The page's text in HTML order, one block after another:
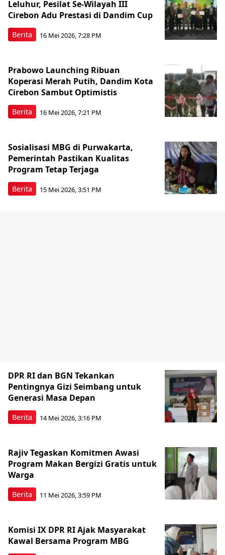
Berita
Leluhur, Pesilat Se-Wilayah III
Cirebon Adu Prestasi di Dandim Cup
16 Mei 2026, 7:28 PM
Berita
Prabowo Launching Ribuan
Koperasi Merah Putih, Dandim Kota
Cirebon Sambut Optimistis
16 Mei 2026, 7:21 PM
Berita
Sosialisasi MBG di Purwakarta,
Pemerintah Pastikan Kualitas
Program Tetap Terjaga
15 Mei 2026, 3:51 PM
Berita
DPR RI dan BGN Tekankan
Pentingnya Gizi Seimbang untuk
Generasi Masa Depan
14 Mei 2026, 3:16 PM
Berita
Rajiv Tegaskan Komitmen Awasi
Program Makan Bergizi Gratis untuk
Warga
11 Mei 2026, 3:59 PM
Komisi IX DPR RI Ajak Masyarakat
Kawal Bersama Program MBG